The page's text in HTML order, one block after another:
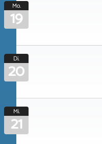
Mo.
19
Di.
20
Mi.
21